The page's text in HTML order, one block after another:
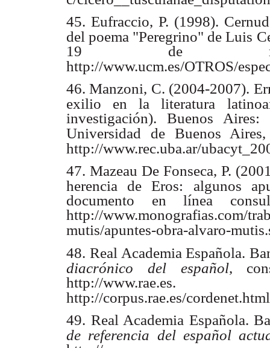
45. Eufraccio, P. (1998).
del poema "Peregrino" de Luis
19 de
http://www.ucm.es/OTROS/
46. Manzoni, C. (2004-2007).
exilio en la literatura
investigación). Buenos
Universidad de Buenos Aires,
http://www.rec.uba.ar/
47. Mazeau De Fonseca, P.
herencia de Eros: algunos
documento en línea
http://www.monografias.com/
mutis/apuntes-obra-alvaro-
48. Real Academia Española.
diacrónico del español,
http://
http://corpus.rae.es/cordenet.html
49. Real Academia Española.
de referencia del español